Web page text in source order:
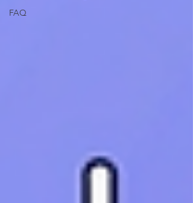
FAQ